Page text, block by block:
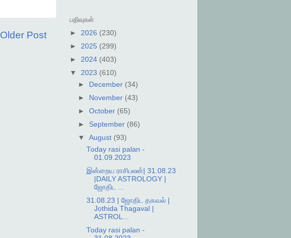
Older Post
பதிவுகள்
► 2026 (230)
► 2025 (299)
► 2024 (403)
▼ 2023 (610)
►
December (34)
►
November (43)
► October (65)
► September (86)
▼ August (93)
Today rasi palan -
01.09.2023
இன்றைய ராசிபலன்| 31.08.23
|DAILY ASTROLOGY |
ஜோதிட ...
31.08.23 | ஜோதிட தகவல் |
Jothida Thagaval |
ASTROL...
Today rasi palan -